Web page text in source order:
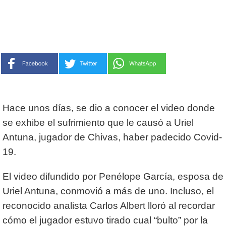
Hace unos días, se dio a conocer el video donde
se exhibe el sufrimiento que le causó a Uriel
Antuna, jugador de Chivas, haber padecido Covid-
19.
El video difundido por Penélope García, esposa de
Uriel Antuna, conmovió a más de uno. Incluso, el
reconocido analista Carlos Albert lloró al recordar
cómo el jugador estuvo tirado cual “bulto” por la